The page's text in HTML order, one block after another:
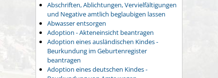
Abschriften, Ablichtungen, Vervielfältigungen
und Negative amtlich beglaubigen lassen
Abwasser entsorgen
Adoption - Akteneinsicht beantragen
Adoption eines ausländischen Kindes -
Beurkundung im Geburtenregister
beantragen
Adoption eines deutschen Kindes -